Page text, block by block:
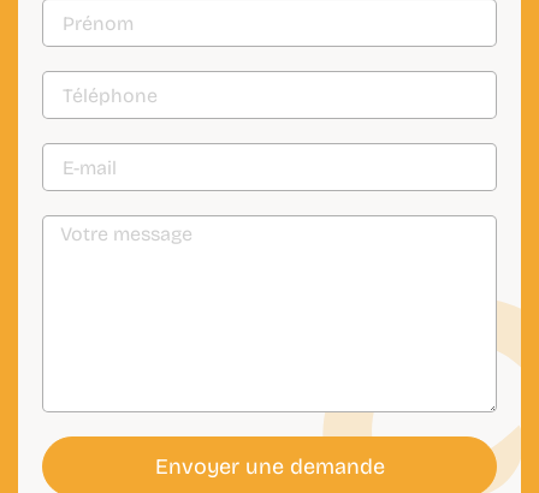
Envoyer une demande